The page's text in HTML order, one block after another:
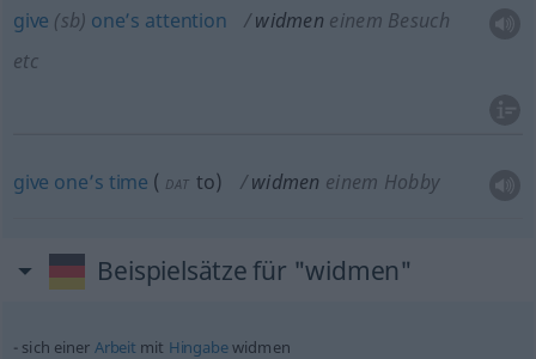
give (sb) one’s attention widmen einem Besuch
etc
give one’s time ( DAT to) widmen einem Hobby
Beispielsätze für "widmen"
sich einer Arbeit mit Hingabewidmen